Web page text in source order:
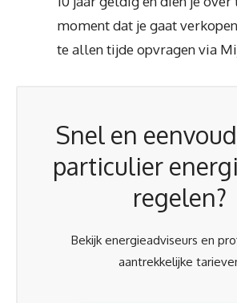
moment dat je gaat
te allen tijde opvragen via
Snel en
particulier
regelen?
Bekijk energieadviseurs en
aantrekkelijke